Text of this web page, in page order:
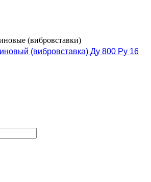
(вибровставки)
(вибровставка) Ду 800 Ру 16